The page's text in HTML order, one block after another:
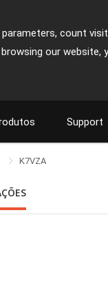
count
our website,
Support
K7VZA